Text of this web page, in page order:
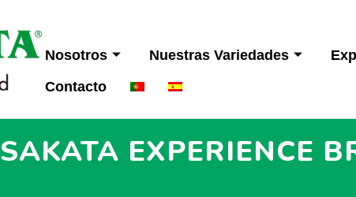
Nosotros Nuestras Variedades
Contacto
SAKATA EXPERIENCE